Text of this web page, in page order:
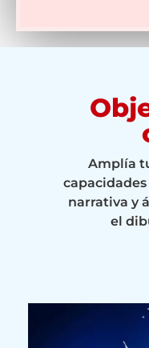
Amplía
narrativa y
el